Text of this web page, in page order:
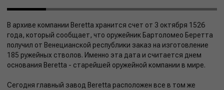
В архиве компании Beretta хранится счет от 3 октября 1526
года, который сообщает, что оружейник Бартоломео Беретта
получил от Венецианской республики заказ на изготовление
185 ружейных стволов. Именно эта дата и считается днем
основания Beretta - старейшей оружейной компании в мире.
Сегодня главный завод Beretta расположен все в том же